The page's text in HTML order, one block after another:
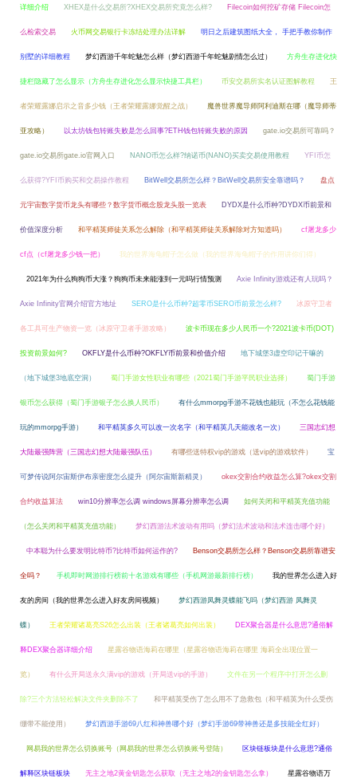
详细介绍 XHEX是什么交易所?XHEX交易所究竟怎么样? Filecoin如何挖矿存储 Filecoin怎
么检索交易 火币网交易银行卡冻结处理办法详解 明日之后建筑图纸大全， 手把手教你制作
别墅的详细教程 梦幻西游千年蛇魅怎么样（梦幻西游千年蛇魅剧情怎么过） 方舟生存进化快
捷栏隐藏了怎么显示（方舟生存进化怎么显示快捷工具栏） 币安交易所实名认证图解教程 王
者荣耀露娜启示之音多少钱（王者荣耀露娜觉醒之战） 魔兽世界魔导师阿利迪斯在哪（魔导师蒂
亚攻略） 以太坊钱包转账失败是怎么回事?ETH钱包转账失败的原因 gate.io交易所可靠吗？
gate.io交易所gate.io官网入口 NANO币怎么样?纳诺币(NANO)买卖交易使用教程 YFI币怎
么获得?YFI币购买和交易操作教程 BitWell交易所怎么样？BitWell交易所安全靠谱吗？ 盘点
元宇宙数字货币龙头有哪些？数字货币概念股龙头股一览表 DYDX是什么币种?DYDX币前景和
价值深度分析 和平精英师徒关系怎么解除（和平精英师徒关系解除对方知道吗） cf屠龙多少
cf点（cf屠龙多少钱一把） 我的世界海龟帽子怎么做（我的世界海龟帽子的作用讲你们得）
2021年为什么狗狗币大涨？狗狗币未来能涨到一元吗行情预测 Axie Infinity游戏还有人玩吗？
Axie Infinity官网介绍官方地址 SERO是什么币种?超零币SERO币前景怎么样? 冰原守卫者
各工具可生产物资一览（冰原守卫者手游攻略） 波卡币现在多少人民币一个?2021波卡币(DOT)
投资前景如何? OKFLY是什么币种?OKFLY币前景和价值介绍 地下城堡3虚空印记干嘛的
（地下城堡3地底空洞） 蜀门手游女性职业有哪些（2021蜀门手游平民职业选择） 蜀门手游
银币怎么获得（蜀门手游银子怎么换人民币） 有什么mmorpg手游不花钱也能玩（不怎么花钱能
玩的mmorpg手游） 和平精英多久可以改一次名字（和平精英几天能改名一次） 三国志幻想
大陆最强阵营（三国志幻想大陆最强队伍） 有哪些送特权vip的游戏（送vip的游戏软件） 宝
可梦传说阿尔宙斯伊布亲密度怎么提升（阿尔宙斯新精灵） okex交割合约收益怎么算?okex交割
合约收益算法 win10分辨率怎么调 windows屏幕分辨率怎么调 如何关闭和平精英充值功能
（怎么关闭和平精英充值功能） 梦幻西游法术波动有用吗（梦幻法术波动和法术连击哪个好）
中本聪为什么要发明比特币?比特币如何运作的? Benson交易所怎么样？Benson交易所靠谱安
全吗？ 手机即时网游排行榜前十名游戏有哪些（手机网游最新排行榜） 我的世界怎么进入好
友的房间（我的世界怎么进入好友房间视频） 梦幻西游凤舞灵蝶能飞吗（梦幻西游 凤舞灵
蝶） 王者荣耀诸葛亮S26怎么出装（王者诸葛亮如何出装） DEX聚合器是什么意思?通俗解
释DEX聚合器详细介绍 星露谷物语海莉在哪里（星露谷物语海莉在哪里 海莉全出现位置一
览） 有什么开局送永久满vip的游戏（开局送vip的手游） 文件在另一个程序中打开怎么删
除?三个方法轻松解决文件夹删除不了 和平精英受伤了怎么用不了急救包（和平精英为什么受伤
绷带不能使用） 梦幻西游手游69八红和神兽哪个好（梦幻手游69带神兽还是多技能全红好）
网易我的世界怎么切换账号（网易我的世界怎么切换账号登陆） 区块链板块是什么意思?通俗
解释区块链板块 无主之地2黄金钥匙怎么获取（无主之地2的金钥匙怎么拿） 星露谷物语万